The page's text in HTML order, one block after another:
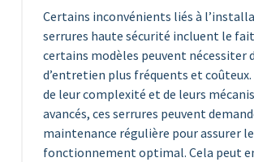
Certains inconvénients liés à
serrures haute sécurité incluent le
certains modèles peuvent nécessiter
d’entretien plus fréquents et coûteux.
de leur complexité et de leurs
avancés, ces serrures peuvent
maintenance régulière pour assurer
fonctionnement optimal. Cela peut